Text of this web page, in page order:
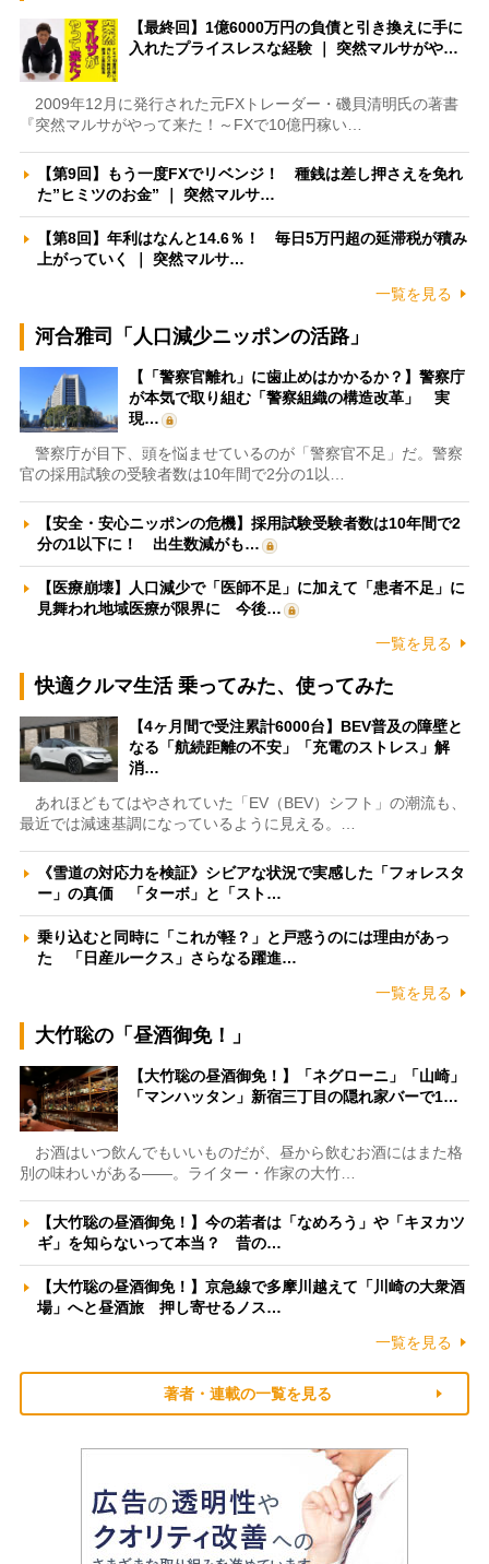
【最終回】1億6000万円の負債と引き換えに手に
入れたプライスレスな経験 ｜ 突然マルサがや…
2009年12月に発行された元FXトレーダー・磯貝清明氏の著書
『突然マルサがやって来た！～FXで10億円稼い…
【第9回】もう一度FXでリベンジ！ 種銭は差し押さえを免れ
た”ヒミツのお金” ｜ 突然マルサ…
【第8回】年利はなんと14.6％！ 毎日5万円超の延滞税が積み
上がっていく ｜ 突然マルサ…
一覧を見る
河合雅司「人口減少ニッポンの活路」
【「警察官離れ」に歯止めはかかるか？】警察庁
が本気で取り組む「警察組織の構造改革」 実
現…
警察庁が目下、頭を悩ませているのが「警察官不足」だ。警察
官の採用試験の受験者数は10年間で2分の1以…
【安全・安心ニッポンの危機】採用試験受験者数は10年間で2
分の1以下に！ 出生数減がも…
【医療崩壊】人口減少で「医師不足」に加えて「患者不足」に
見舞われ地域医療が限界に 今後…
一覧を見る
快適クルマ生活 乗ってみた、使ってみた
【4ヶ月間で受注累計6000台】BEV普及の障壁と
なる「航続距離の不安」「充電のストレス」解
消…
あれほどもてはやされていた「EV（BEV）シフト」の潮流も、
最近では減速基調になっているように見える。…
《雪道の対応力を検証》シビアな状況で実感した「フォレスタ
ー」の真価 「ターボ」と「スト…
乗り込むと同時に「これが軽？」と戸惑うのには理由があっ
た 「日産ルークス」さらなる躍進…
一覧を見る
大竹聡の「昼酒御免！」
【大竹聡の昼酒御免！】「ネグローニ」「山崎」
「マンハッタン」新宿三丁目の隠れ家バーで1…
お酒はいつ飲んでもいいものだが、昼から飲むお酒にはまた格
別の味わいがある――。ライター・作家の大竹…
【大竹聡の昼酒御免！】今の若者は「なめろう」や「キヌカツ
ギ」を知らないって本当？ 昔の…
【大竹聡の昼酒御免！】京急線で多摩川越えて「川崎の大衆酒
場」へと昼酒旅 押し寄せるノス…
一覧を見る
著者・連載の一覧を見る